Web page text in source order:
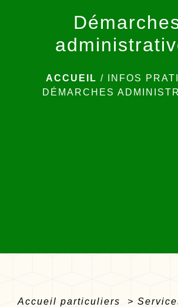
ACCUEIL / INFOS
DÉMARCHES
Accueil particuliers >